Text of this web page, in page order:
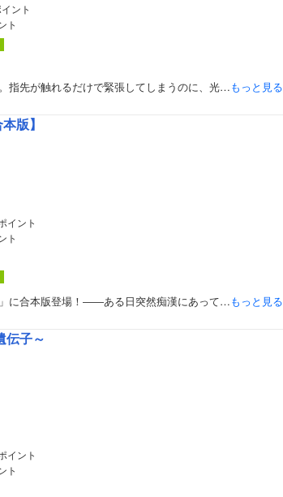
ント
ト
指先が触れるだけで緊張してしまうのに、光…もっと見る
版】
イント
ト
に合本版登場！――ある日突然痴漢にあって…もっと見る
伝子～
イント
ト